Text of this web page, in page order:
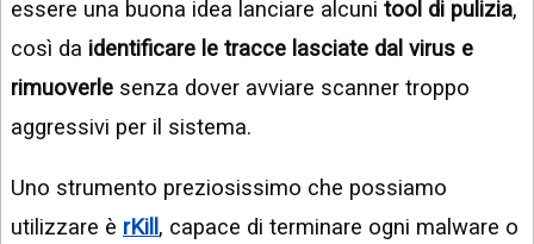
essere una buona idea lanciare alcuni tool di pulizia,
così da identificare le tracce lasciate dal virus e
rimuoverle senza dover avviare scanner troppo
aggressivi per il sistema.
Uno strumento preziosissimo che possiamo
utilizzare è rKill , capace di terminare ogni malware o